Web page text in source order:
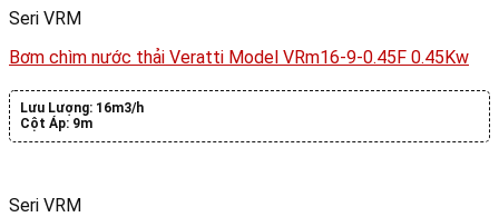
Seri VRM
Bơm chìm nước thải Veratti Model VRm16-9-0.45F 0.45Kw
Lưu Lượng: 16m3/h
Cột Áp: 9m
Seri VRM